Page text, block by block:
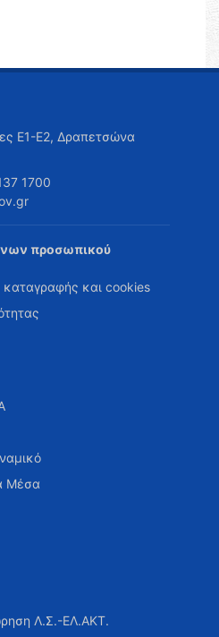
Ε1-Ε2, Δραπετσώνα
1700
προσωπικού
καταγραφής και cookies
Μέσα
Λ.Σ.-ΕΛ.ΑΚΤ.